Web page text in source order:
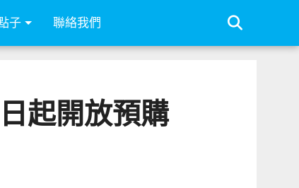
子 聯絡我們
起開放預購